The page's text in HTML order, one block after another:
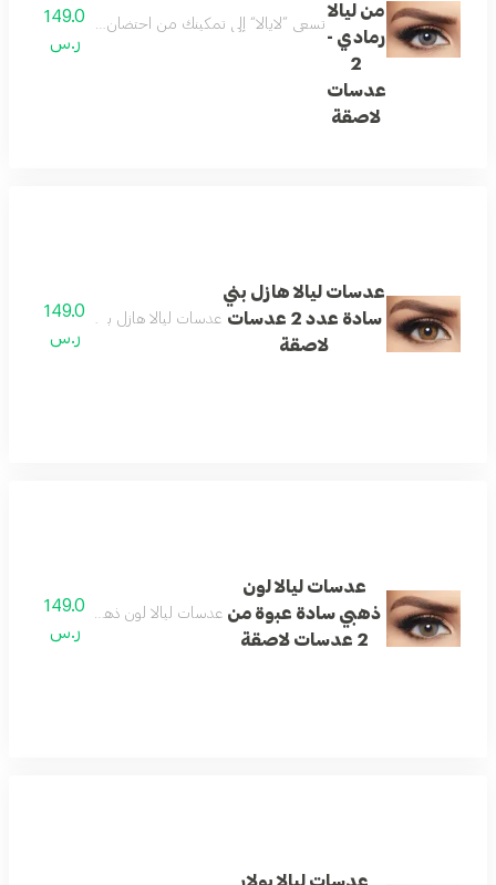
من ليالا
رمادي -
2
عدسات
لاصقة
تسعى ”لايالا“ إلى تمكينك من احتضان جمالك والتعبير عن
149.0
ر.س
عدسات ليالا هازل بني
سادة عدد 2 عدسات
لاصقة
عدسات ليالا هازل بني سادة عدد 2 عدسات لاصقة
149.0
ر.س
عدسات ليالا لون
ذهبي سادة عبوة من
2 عدسات لاصقة
عدسات ليالا لون ذهبي سادة عبوة من 2 عدسات
149.0
ر.س
عدسات ليالا بولار